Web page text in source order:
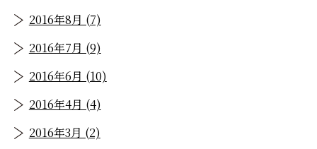
2016年8月 (7)
2016年7月 (9)
2016年6月 (10)
2016年4月 (4)
2016年3月 (2)